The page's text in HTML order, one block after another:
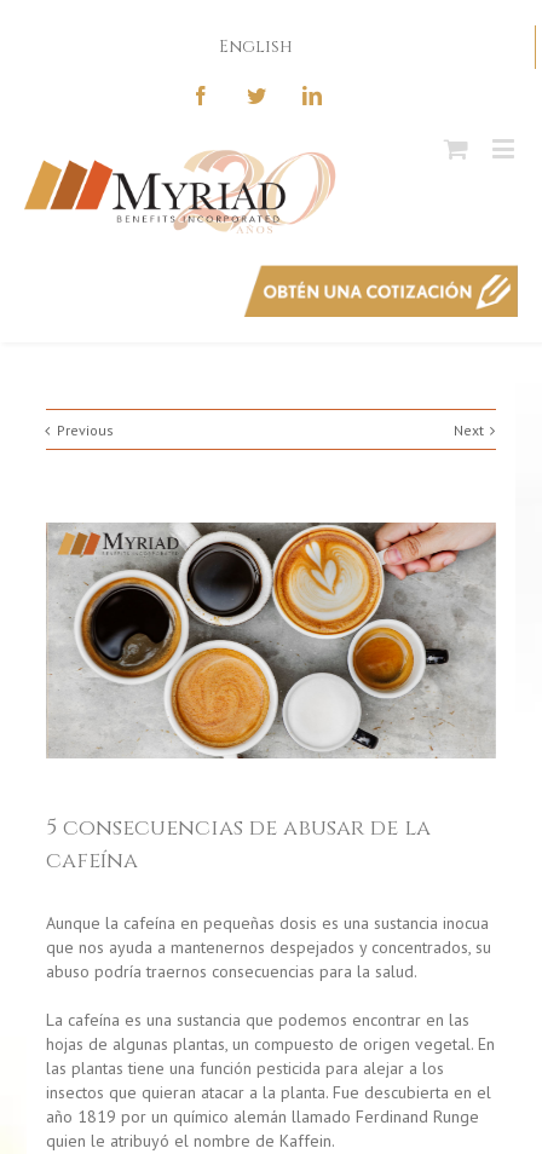
English
Previous Next
5 consecuencias de abusar de la
cafeína
Aunque la cafeína en pequeñas dosis es una sustancia inocua
que nos ayuda a mantenernos despejados y concentrados, su
abuso podría traernos consecuencias para la salud.
La cafeína es una sustancia que podemos encontrar en las
hojas de algunas plantas, un compuesto de origen vegetal. En
las plantas tiene una función pesticida para alejar a los
insectos que quieran atacar a la planta. Fue descubierta en el
año 1819 por un químico alemán llamado Ferdinand Runge
quien le atribuyó el nombre de Kaffein.